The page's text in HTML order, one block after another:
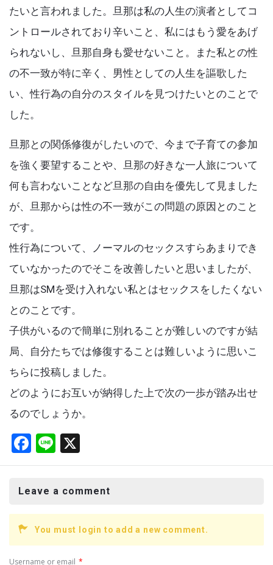
たいと言われました。旦那は私の人生の演者としてコ
ントロールされており辛いこと、私にはもう愛をあげ
られないし、旦那自身も愛せないこと。また私との性
の不一致が特に辛く、男性としての人生を謳歌した
い、性行為の自分のスタイルを見つけたいとのことで
した。
旦那との関係修復がしたいので、今まで子育ての参加
を強く要望することや、旦那の好きな一人旅について
何も言わないことなど旦那の自由を優先して見ました
が、旦那からは性の不一致がこの問題の原因とのこと
です。
性行為について、ノーマルのセックスすらあまりでき
ていなかったのでそこを改善したいと思いましたが、
旦那はSMを受け入れない私とはセックスをしたくない
とのことです。
子供がいるので簡単に別れることが難しいのですが結
局、自分たちでは修復することは難しいように思いこ
ちらに投稿しました。
どのようにお互いが納得した上で次の一歩が踏み出せ
るのでしょうか。
F
a
b
o
o
k
Li
n
Leave a comment
You must login to add a new comment.
Username or email *